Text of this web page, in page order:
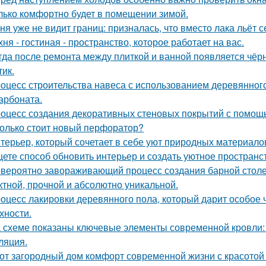
комфортно будет в помещении зимой.
уже не видит границ: призналась, что вместо лака льёт
- гостиная - пространство, которое работает на вас.
после ремонта между плиткой и ванной появляется
строительства навеса с использованием
создания декоративных стеновых покрытий с
стоит новый перфоратор?
который сочетает в себе уют природных
способ обновить интерьер и создать уютное
завораживающий процесс создания барной
прочной и абсолютно уникальной.
лакировки деревянного пола, который дарит
показаны ключевые элементы современной кровли:
загородный дом комфорт современной жизни с